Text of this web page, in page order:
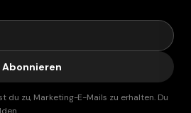
Abonnieren
du zu, Marketing-E-Mails zu erhalten. Du